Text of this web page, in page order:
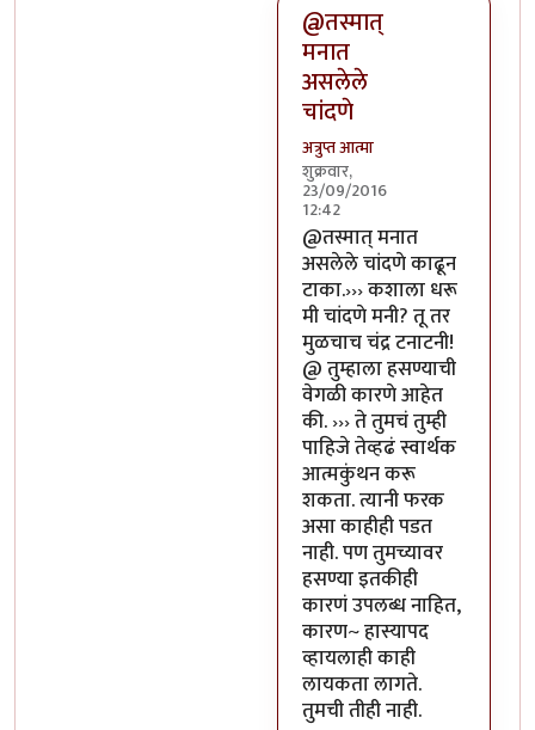
@तस्मात्
मनात
असलेले
चांदणे
अत्रुप्त आत्मा
शुक्रवार,
23/09/2016
12:42
In reply toया भोपळ्याची
@तस्मात् मनात
असलेले चांदणे काढून
टाका.››› कशाला धरू
मी चांदणे मनी? तू तर
मुळचाच चंद्र टनाटनी!
@ तुम्हाला हसण्याची
वेगळी कारणे आहेत
की. ››› ते तुमचं तुम्ही
पाहिजे तेव्हढं स्वार्थक
आत्मकुंथन करू
शकता. त्यानी फरक
असा काहीही पडत
नाही. पण तुमच्यावर
हसण्या इतकीही
कारणं उपलब्ध नाहित,
कारण~ हास्यापद
व्हायलाही काही
लायकता लागते.
तुमची तीही नाही.